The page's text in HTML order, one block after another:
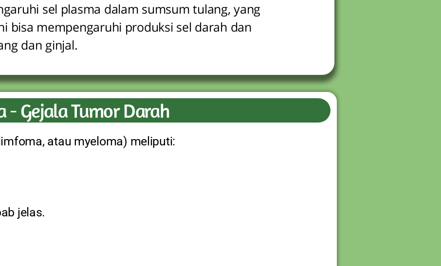
sel plasma dalam sumsum tulang, yang
bisa mempengaruhi produksi sel darah dan
dan ginjal.
- Gejala Tumor Darah
atau myeloma) meliputi:
jelas.